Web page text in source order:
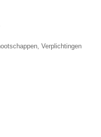
Verplichtingen